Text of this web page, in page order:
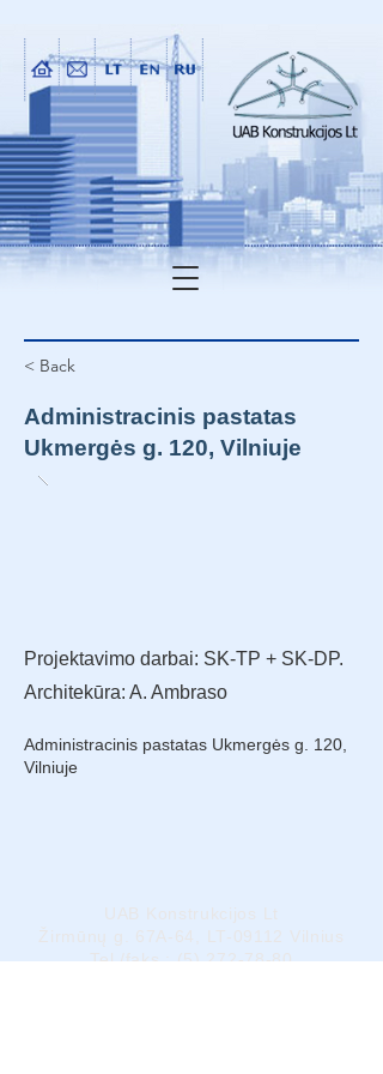
< Back
Administracinis pastatas
Ukmergės g. 120, Vilniuje
Projektavimo darbai: SK-TP + SK-DP.
Architekūra: A. Ambraso
Administracinis pastatas Ukmergės g. 120,
Vilniuje
UAB Konstrukcijos Lt
Žirmūnų g. 67A-64, LT-09112 Vilnius
Tel./faks.: (5) 272-78-80